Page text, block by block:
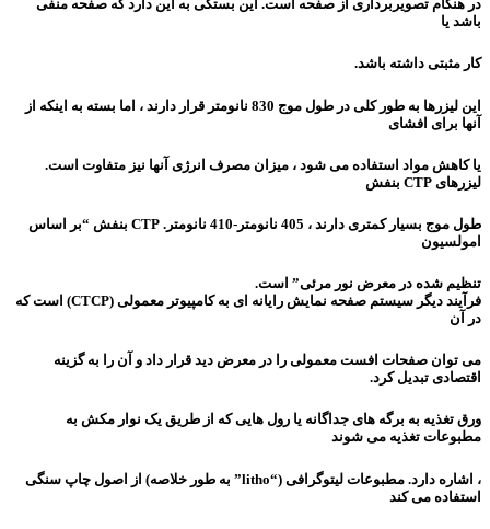
در هنگام تصویربرداری از صفحه است. این بستگی به این دارد که صفحه منفی
باشد یا
کار مثبتی داشته باشد.
این لیزرها به طور کلی در طول موج 830 نانومتر قرار دارند ،
اما بسته به اینکه از
آنها برای افشای
یا کاهش مواد استفاده می شود ، میزان مصرف انرژی آنها نیز متفاوت است.
لیزرهای CTP بنفش
طول موج بسیار کمتری دارند ، 405 نانومتر-410 نانومتر. CTP بنفش “بر اساس
امولسیون
تنظیم شده در معرض نور مرئی” است.
فرآیند دیگر سیستم صفحه نمایش رایانه ای به کامپیوتر معمولی (CTCP) است که
در آن
می توان صفحات افست معمولی را در معرض دید قرار داد و آن را به گزینه
اقتصادی تبدیل کرد.
ورق تغذیه به برگه های جداگانه یا رول هایی که از طریق یک نوار مکش به
مطبوعات تغذیه می شوند
، اشاره دارد. مطبوعات لیتوگرافی (“litho” به طور خلاصه) از اصول چاپ سنگی
استفاده می کند